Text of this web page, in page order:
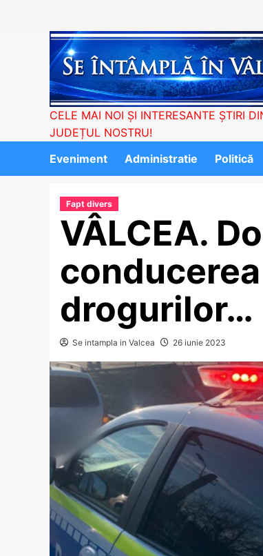
CELE MAI NOI ȘI INTERESANTE ȘTIRI
JUDEȚUL NOSTRU!
Eveniment
Administratie Politică
Fapt divers
VÂLCEA.
drogurilor…
Se intampla in Valcea 26 iunie 2023